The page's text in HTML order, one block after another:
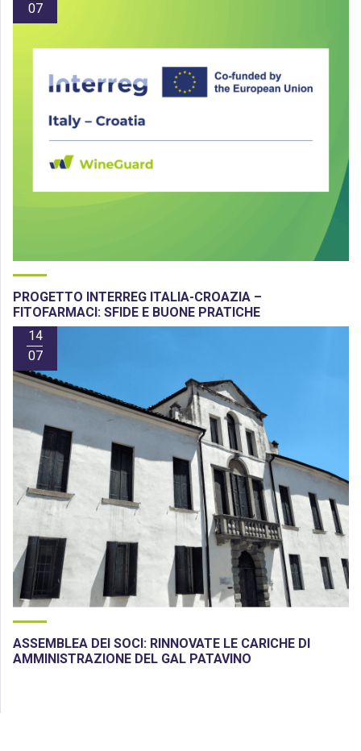
07
PROGETTO INTERREG ITALIA-CROAZIA –
FITOFARMACI: SFIDE E BUONE PRATICHE
14
07
ASSEMBLEA DEI SOCI: RINNOVATE LE CARICHE DI
AMMINISTRAZIONE DEL GAL PATAVINO